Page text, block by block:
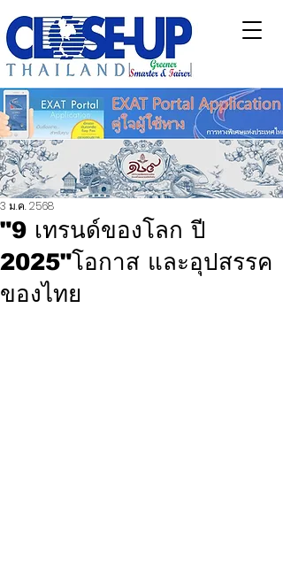
"9 เทรนด์ของโลก ปี
2025"โอกาส และอุปสรรค
ของไทย
3 ม.ค. 2568